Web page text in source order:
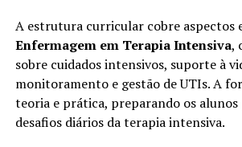
A estrutura curricular cobre aspectos
Enfermagem em Terapia Intensiva,
sobre cuidados intensivos, suporte à
monitoramento e gestão de UTIs. A
teoria e prática, preparando os
desafios diários da terapia intensiva.